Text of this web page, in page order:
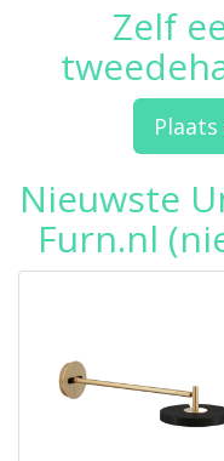
Zelf
Nieuwste
Furn.nl